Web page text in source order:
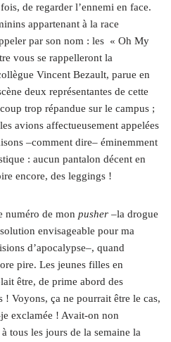
de regarder l’ennemi en face.
appartenant à la race
par son nom : les « Oh My
vous se rappelleront la
Vincent Bezault, parue en
deux représentantes de cette
trop répandue sur le campus ;
avions affectueusement appelées
–comment dire– éminemment
: aucun pantalon décent en
encore, des leggings !
numéro de mon pusher –la drogue
envisageable pour ma
d’apocalypse–, quand
pire. Les jeunes filles en
être, de prime abord des
Voyons, ça ne pourrait être le cas,
exclamée ! Avait-on non
tous les jours de la semaine la